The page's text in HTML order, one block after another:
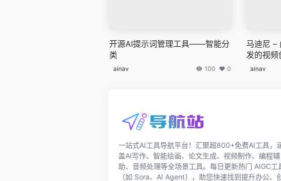
开源AI提示词管理工具——智能分
类
ainav 100 0
马迪尼 –
发的视频
ainav
一站式AI工具导航平台！汇聚超800+免费AI工具，
盖AI写作、智能绘画、论文生成、视频制作、编程辅
助、音频处理等全场景工具。每日更新热门 AIGC工
（如 Sora、AI Agent），助您快速找到提升办公、